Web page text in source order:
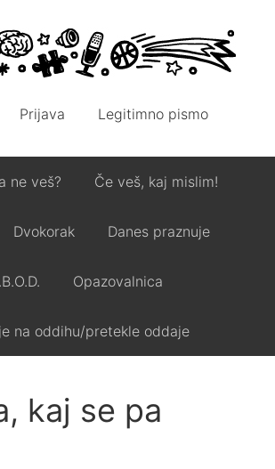
Prijava Legitimno pismo
ne veš? Če veš, kaj mislim!
Dvokorak Danes praznuje
Opazovalnica
na oddihu/pretekle oddaje
kaj se pa